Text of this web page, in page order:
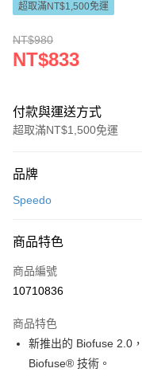
超取滿NT$1,500免運
NT$980
NT$833
付款與運送方式
超取滿NT$1,500免運
信用卡一次付款
Apple Pay
悠遊付
7-11取貨(快速到店)
每筆NT$100，滿
品牌
Speedo
商品特色
商品編號
10710836
商品特色
新推出的 Biofuse 2.0
Biofuse® 技術。